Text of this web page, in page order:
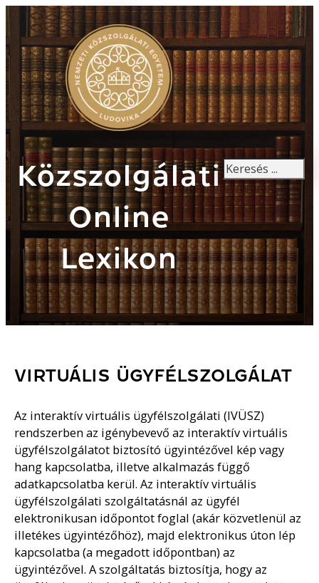
Közszolgálati
Online
Lexikon
Keresés
VIRTUÁLIS ÜGYFÉLSZOLGÁLAT
Az interaktív virtuális ügyfélszolgálati (IVÜSZ)
rendszerben az igénybevevő az interaktív virtuális
ügyfélszolgálatot biztosító ügyintézővel kép vagy
hang kapcsolatba, illetve alkalmazás függő
adatkapcsolatba kerül. Az interaktív virtuális
ügyfélszolgálati szolgáltatásnál az ügyfél
elektronikusan időpontot foglal (akár közvetlenül az
illetékes ügyintézőhöz), majd elektronikus úton lép
kapcsolatba (a megadott időpontban) az
ügyintézővel. A szolgáltatás biztosítja, hogy az